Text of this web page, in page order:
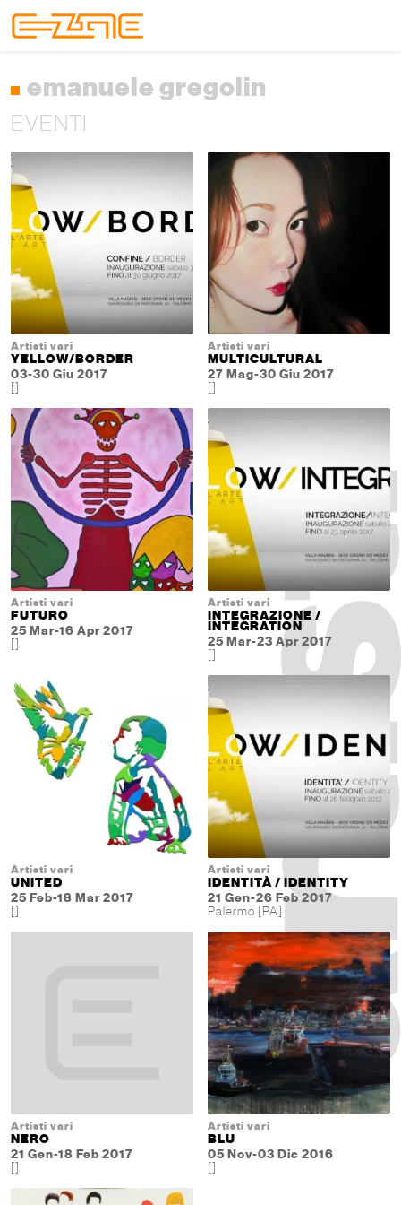
emanuele gregolin
EVENTI
Artisti vari
YELLOW/BORDER
03-30 Giu 2017
[]
Artisti vari
MULTICULTURAL
27 Mag-30 Giu 2017
[]
Artisti vari
FUTURO
25 Mar-16 Apr 2017
[]
Artisti vari
INTEGRAZIONE /
INTEGRATION
25 Mar-23 Apr 2017
[]
Artisti vari
UNITED
25 Feb-18 Mar 2017
[]
Artisti vari
IDENTITÀ / IDENTITY
21 Gen-26 Feb 2017
Palermo [PA]
Artisti vari
NERO
21 Gen-18 Feb 2017
[]
Artisti vari
BLU
05 Nov-03 Dic 2016
[]